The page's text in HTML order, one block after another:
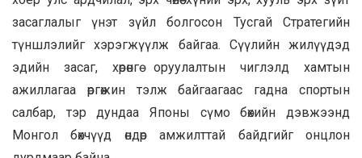
засаглалыг үнэт зүйл болгосон Тусгай Стратегийн
түншлэлийг хэрэгжүүлж байгаа. Сүүлийн жилүүдэд
эдийн засаг, хөрөнгө оруулалтын чиглэлд хамтын
ажиллагаа өргөжин тэлж байгаагаас гадна спортын
салбар, тэр дундаа Японы сүмо бөхийн дэвжээнд
Монгол бөхчүүд өндөр амжилттай байдгийг онцлон